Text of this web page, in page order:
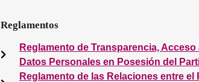
Reglamentos
Reglamento de Transparencia,
Datos Personales en Posesión del
Reglamento de las Relaciones entre